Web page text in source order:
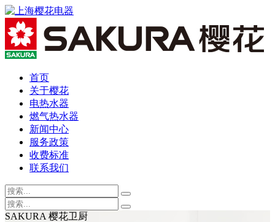
首页
关于樱花
电热水器
燃气热水器
新闻中心
服务政策
收费标准
联系我们
SAKURA 樱花卫厨